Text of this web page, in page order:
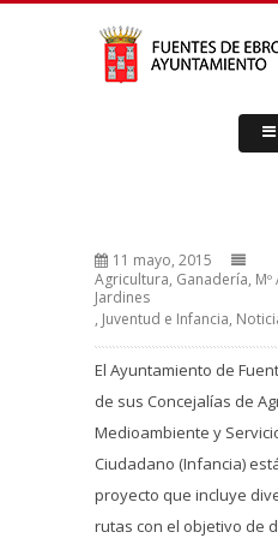
11 mayo, 2015
Agricultura, Ganadería,
Jardines
, Juventud e Infancia,
El Ayuntamiento de
de sus Concejalías de
Medioambiente y
Ciudadano (Infancia)
proyecto que incluye
rutas con el objetivo de